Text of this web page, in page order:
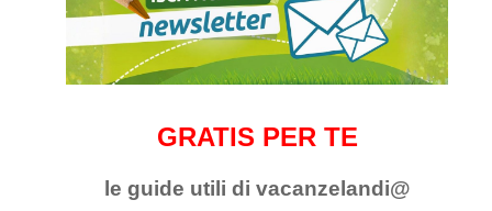
GRATIS PER TE
le guide utili di vacanzelandi@